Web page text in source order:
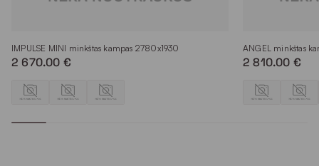
IMPULSE MINI minkštas kampas 2780x1930
2 670.00 €
ANGEL minkštas
2 810.00 €